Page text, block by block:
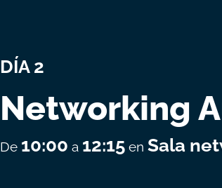
DÍA 2
Networking
De 10:00 a 12:15 enSala